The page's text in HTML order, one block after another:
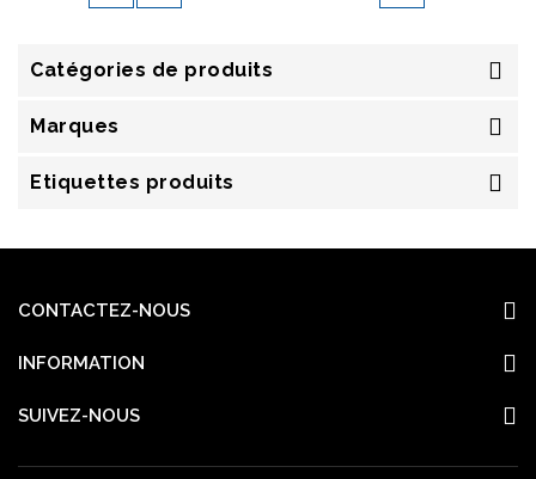
Catégories de produits
Marques
Etiquettes produits
CONTACTEZ-NOUS
INFORMATION
SUIVEZ-NOUS